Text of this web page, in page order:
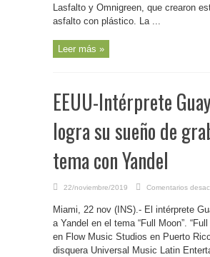
Lasfalto y Omnigreen, que crearon
asfalto con plástico. La ...
Leer más »
EEUU-Intérprete
logra su sueño de
tema con Yandel
22/noviembre/2019 Comentarios
Miami, 22 nov (INS).- El intérprete
a Yandel en el tema “Full Moon”.
en Flow Music Studios en Puerto
disquera Universal Music Latin